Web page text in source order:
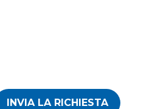
INVIA LA RICHIESTA